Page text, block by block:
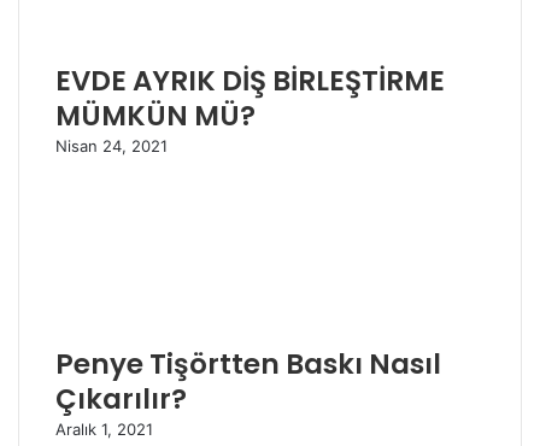
EVDE AYRIK DİŞ BİRLEŞTİRME
MÜMKÜN MÜ?
Nisan 24, 2021
Penye Tişörtten Baskı Nasıl
Çıkarılır?
Aralık 1, 2021